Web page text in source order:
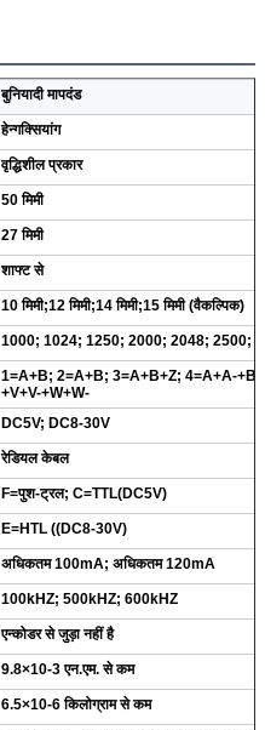
बुनियादी मापदंड
हेन्गक्सियांग
वृद्धिशील प्रकार
50 मिमी
27 मिमी
शाफ्ट से
10 मिमी;12 मिमी;14 मिमी;15 मिमी (वैकल्पिक)
1000; 1024; 1250; 2000; 2048; 2500;
1=A+B; 2=A+B; 3=A+B+Z; 4=A+A-
+V+V-+W+W-
DC5V; DC8-30V
रेडियल केबल
F=पुश-ट्रल; C=TTL(DC5V)
E=HTL ((DC8-30V)
अधिकतम 100mA; अधिकतम 120mA
100kHZ; 500kHZ; 600kHZ
एन्कोडर से जुड़ा नहीं है
9.8×10-3 एन.एम. से कम
6.5×10-6 किलोग्राम से कम